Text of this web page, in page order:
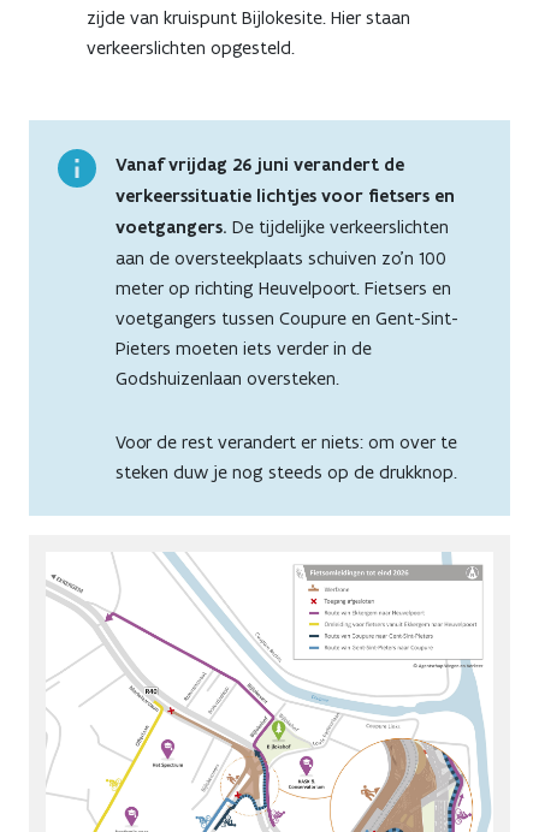
zijde van kruispunt Bijlokesite. Hier staan
verkeerslichten opgesteld.
Vanaf vrijdag 26 juni verandert de
verkeerssituatie lichtjes voor fietsers en
voetgangers. De tijdelijke verkeerslichten
aan de oversteekplaats schuiven zo'n 100
meter op richting Heuvelpoort. Fietsers en
voetgangers tussen Coupure en Gent-Sint-
Pieters moeten iets verder in de
Godshuizenlaan oversteken.
Voor de rest verandert er niets: om over te
steken duw je nog steeds op de drukknop.